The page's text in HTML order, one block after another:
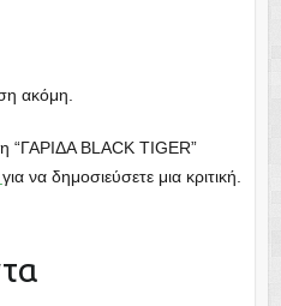
ακόμη.
“ΓΑΡΙΔΑ BLACK TIGER”
για να δημοσιεύσετε μια κριτική.